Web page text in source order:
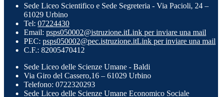
Sede Liceo Scientifico e Sede Segreteria - Via Pacioli, 24 –
61029 Urbino
Tel: 07224430
Email: psps050002@istruzione.itLink per inviare una mail
PEC: psps050002@pec.istruzione.itLink per inviare una mail
C.F.: 82005470412
Sede Liceo delle Scienze Umane - Baldi
Via Giro del Cassero,16 – 61029 Urbino
Telefono: 0722320293
Sede Liceo delle Scienze Umane Economico Sociale